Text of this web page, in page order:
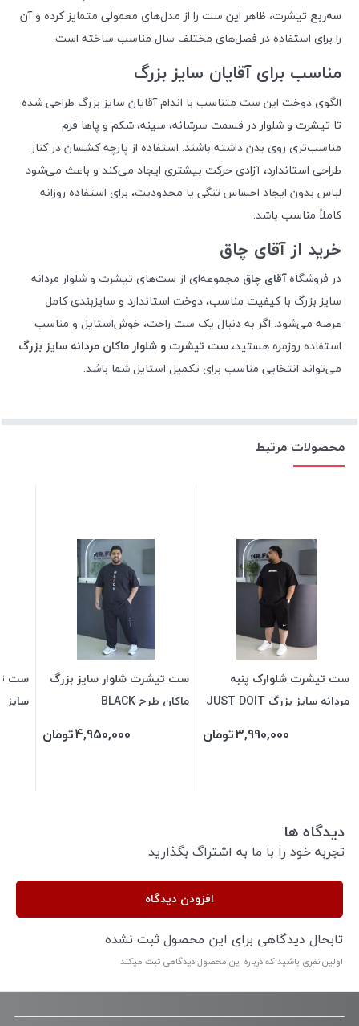
سه‌ربع تیشرت، ظاهر این ست را از مدل‌های معمولی متمایز کرده و آن
را برای استفاده در فصل‌های مختلف سال مناسب ساخته است.
مناسب برای آقایان سایز بزرگ
الگوی دوخت این ست متناسب با اندام آقایان سایز بزرگ طراحی شده
تا تیشرت و شلوار در قسمت سرشانه، سینه، شکم و پاها فرم
مناسب‌تری روی بدن داشته باشند. استفاده از پارچه کشسان در کنار
طراحی استاندارد، آزادی حرکت بیشتری ایجاد می‌کند و باعث می‌شود
لباس بدون ایجاد احساس تنگی یا محدودیت، برای استفاده روزانه
کاملاً مناسب باشد.
خرید از آقای چاق
در فروشگاهآقای چاق مجموعه‌ای از ست‌های تیشرت و شلوار مردانه
سایز بزرگ با کیفیت مناسب، دوخت استاندارد و سایزبندی کامل
عرضه می‌شود. اگر به دنبال یک ست راحت، خوش‌استایل و مناسب
استفاده روزمره هستید،ست تیشرت و شلوار ماکان مردانه سایز بزرگ
می‌تواند انتخابی مناسب برای تکمیل استایل شما باشد.
محصولات مرتبط
ست تیشرت شلوارک پنبه
مردانه سایز بزرگ JUST DOIT
3,990,000تومان
ست تیشرت شلوار سایز بزرگ
ماکان طرح BLACK
4,950,000تومان
ست
سایز
دیدگاه ها
تجربه خود را با ما به اشتراگ بگذارید
افزودن دیدگاه
تابحال دیدگاهی برای این محصول ثبت نشده
اولین نفری باشید که درباره این محصول دیدگاهی ثبت میکند